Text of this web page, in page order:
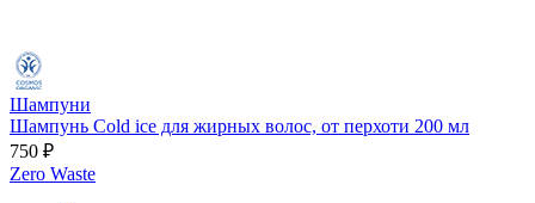
Шампуни
Шампунь Cold ice для жирных волос, от перхоти 200 мл
750 ₽
Zero Waste